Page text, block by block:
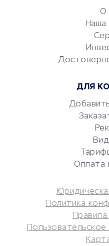
документооборот
Консалтинговые
Аудиторские
Бухгалтерия онлайн
КРЕДИТЫ И ЗАЙМЫ
Потребительские
Кредитные карты
Дебетовые карты
О
Наша
ДЛЯ
Оплата
Политика
Пользовательское